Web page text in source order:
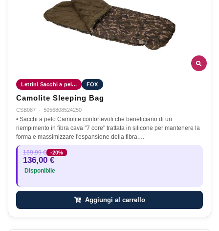
Lettini Sacchi a pel... FOX
Camolite Sleeping Bag
CSB087 · 5056808524250
• Sacchi a pelo Camolite confortevoli che beneficiano di un
riempimento in fibra cava "7 core" trattata in silicone per mantenere la
forma e massimizzare l'espansione della fibra.…
169,99 € -20%
136,00 €
Disponibile
Aggiungi al carrello